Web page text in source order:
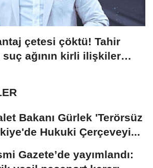
çetesi çöktü! Tahir
suç ağının kirli ilişkiler
Bakanı Gürlek 'Terörsüz
Hukuki Çerçeveyi...
Gazete’de yayımlandı: